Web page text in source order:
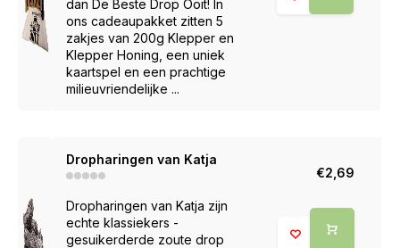
dan De Beste Drop Ooit! In
ons cadeaupakket zitten 5
zakjes van 200g Klepper en
Klepper Honing, een uniek
kaartspel en een prachtige
milieuvriendelijke ...
Dropharingen van Katja
Dropharingen van Katja zijn
echte klassiekers -
gesuikerderde zoute drop
€2,69